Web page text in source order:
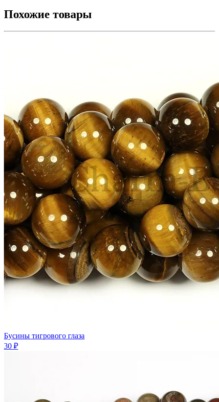
Похожие товары
Бусины тигрового глаза
30 ₽